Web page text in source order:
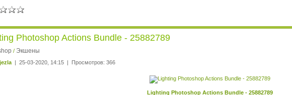
Photoshop Actions Bundle - 25882789
/ Экшены
jezla | 25-03-2020, 14:15 | Просмотров: 366
Lighting Photoshop Actions Bundle - 25882789